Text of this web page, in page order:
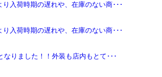
荷時期の遅れや、在庫のない商･･･
荷時期の遅れや、在庫のない商･･･
ました！！外装も店内もとて･･･